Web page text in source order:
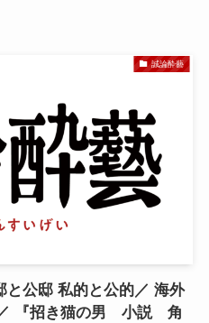
誠論酔藝
と公邸 私的と公的／ 海外
『招き猫の男 小説 角